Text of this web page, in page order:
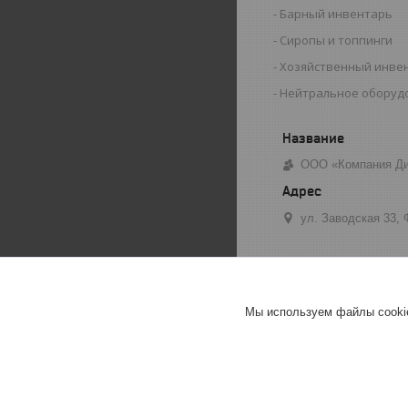
Барный инвентарь
Сиропы и топпинги
Хозяйственный
Нейтральное
ООО «Компания
ул. Заводская 33,
Мы используем файлы